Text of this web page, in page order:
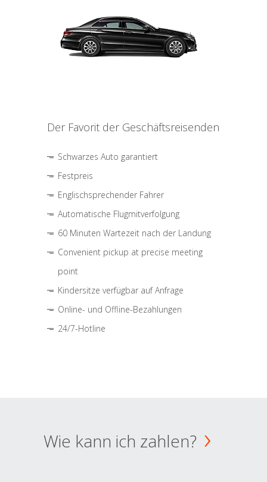
Der Favorit der Geschäftsreisenden
Schwarzes Auto garantiert
Festpreis
Englischsprechender Fahrer
Automatische Flugmitverfolgung
60 Minuten Wartezeit nach der Landung
Convenient pickup at precise meeting
point
Kindersitze verfügbar auf Anfrage
Online- und Offline-Bezahlungen
24/7-Hotline
Wie kann ich zahlen?